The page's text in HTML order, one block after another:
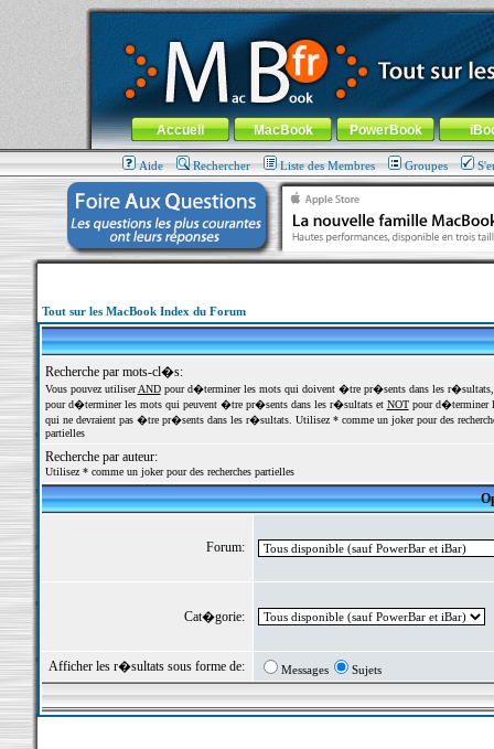
MacBook-fr.com : 100% Apple... 100% nomade !
Aller au contenu-Aller au menu général-Aller au menu de
Menu général
Accueil MacBook PowerBook
Aide Rechercher Liste des Membres Groupes
Tout sur les MacBook Index du Forum
Recherche par mots-cl�s:
Vous pouvez utiliserANDpour d�terminer les mots qui doivent �tre pr�sents dans les
pour d�terminer les mots qui peuvent �tre pr�sents dans les r�sultats et NOTpour d�terminer
qui ne devraient pas �tre pr�sents dans les r�sultats. Utilisez * comme un joker pour des
partielles
Recherche par auteur:
Utilisez * comme un joker pour des recherches partielles
Forum:
Cat�gorie:
Afficher les r�sultats sous forme de: Messages Sujets